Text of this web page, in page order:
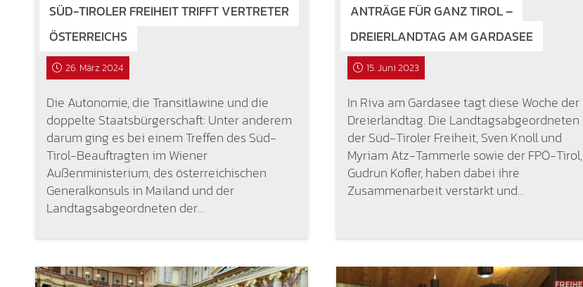
SÜD-TIROLER FREIHEIT TRIFFT VERTRETER
ÖSTERREICHS
26. März 2024
Die Autonomie, die Transitlawine und die
doppelte Staatsbürgerschaft: Unter anderem
darum ging es bei einem Treffen des Süd-
Tirol-Beauftragten im Wiener
Außenministerium, des österreichischen
Generalkonsuls in Mailand und der
Landtagsabgeordneten der…
ANTRÄGE FÜR GANZ TIROL –
DREIERLANDTAG AM GARDASEE
15. Juni 2023
In Riva am Gardasee tagt diese Woche der
Dreierlandtag. Die Landtagsabgeordneten
der Süd-Tiroler Freiheit, Sven Knoll und
Myriam Atz-Tammerle sowie der FPÖ-Tirol,
Gudrun Kofler, haben dabei ihre
Zusammenarbeit verstärkt und…